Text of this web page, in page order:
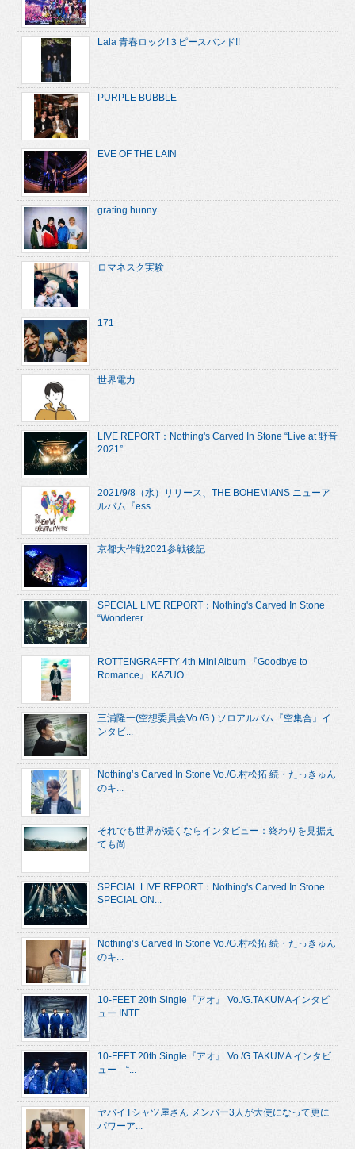
Lala 青春ロック!３ピースバンド!!
PURPLE BUBBLE
EVE OF THE LAIN
grating hunny
ロマネスク実験
171
世界電力
LIVE REPORT：Nothing's Carved In Stone “Live at 野音
2021”...
2021/9/8（水）リリース、THE BOHEMIANS ニューア
ルバム『ess...
京都大作戦2021参戦後記
SPECIAL LIVE REPORT：Nothing's Carved In Stone
“Wonderer ...
ROTTENGRAFFTY 4th Mini Album 『Goodbye to
Romance』 KAZUO...
三浦隆一(空想委員会Vo./G.) ソロアルバム『空集合』イ
ンタビ...
Nothing’s Carved In Stone Vo./G.村松拓 続・たっきゅん
のキ...
それでも世界が続くならインタビュー：終わりを見据え
ても尚...
SPECIAL LIVE REPORT：Nothing's Carved In Stone
SPECIAL ON...
Nothing’s Carved In Stone Vo./G.村松拓 続・たっきゅん
のキ...
10-FEET 20th Single『アオ』 Vo./G.TAKUMAインタビ
ュー INTE...
10-FEET 20th Single『アオ』 Vo./G.TAKUMA インタビ
ュー “...
ヤバイTシャツ屋さん メンバー3人が大使になって更に
パワーア...